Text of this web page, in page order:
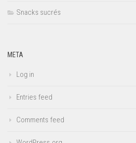
Snacks sucrés
META
Log in
Entries feed
Comments feed